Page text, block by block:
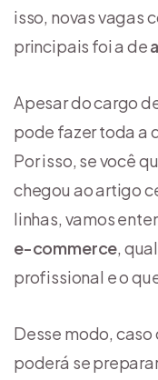
isso, novas vagas
principais foi a de
Apesar do cargo
pode fazer toda a
Por isso, se você
chegou ao artigo
linhas, vamos
e-commerce,
profissional e o
Desse modo,
poderá se